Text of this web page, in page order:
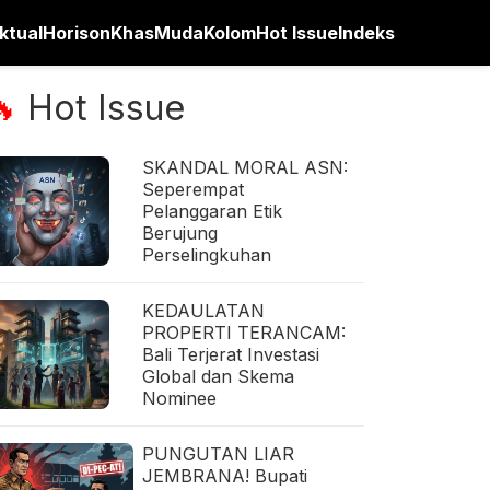
HorisonKhasMudaKolomHot IssueIndeks
Hot Issue
SKANDAL MORAL ASN:
Seperempat
Pelanggaran Etik
Berujung
Perselingkuhan
KEDAULATAN
PROPERTI TERANCAM:
Bali Terjerat Investasi
Global dan Skema
Nominee
PUNGUTAN LIAR
JEMBRANA! Bupati